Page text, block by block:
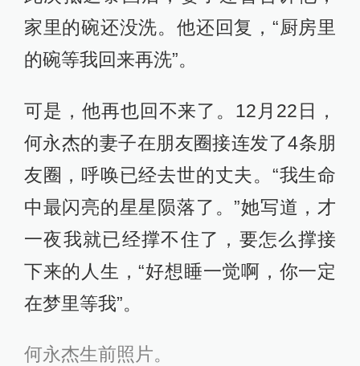
家里的碗还没洗。他还回复，“厨房里
的碗等我回来再洗”。
可是，他再也回不来了。12月22日，
何永杰的妻子在朋友圈接连发了4条朋
友圈，呼唤已经去世的丈夫。“我生命
中最闪亮的星星陨落了。”她写道，才
一夜我就已经撑不住了，要怎么撑接
下来的人生，“好想睡一觉啊，你一定
在梦里等我”。
何永杰生前照片。